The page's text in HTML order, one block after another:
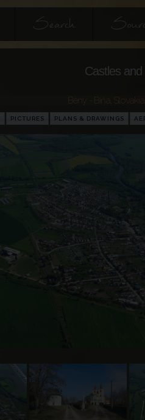
Search
Castles
PICTURES PLANS & DRAWINGS